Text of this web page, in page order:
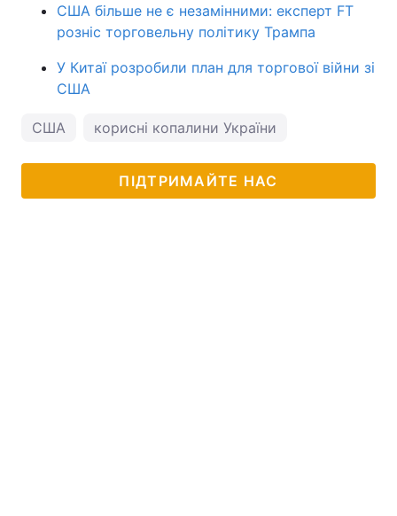
США більше не є незамінними: експерт FT
розніс торговельну політику Трампа
У Китаї розробили план для торгової війни зі
США
США корисні копалини України
ПІДТРИМАЙТЕ НАС